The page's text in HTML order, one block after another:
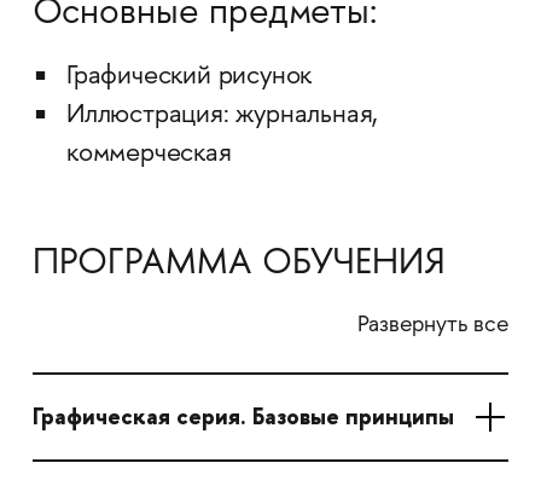
Основные предметы:
Графический рисунок
Иллюстрация: журнальная,
коммерческая
ПРОГРАММА ОБУЧЕНИЯ
Развернуть все
Графическая серия. Базовые принципы